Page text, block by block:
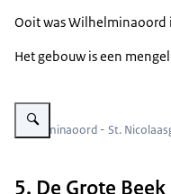
Ooit was Wilhelminaoord
Het gebouw is een
Wilhelminaoord - St.
5. De Grote